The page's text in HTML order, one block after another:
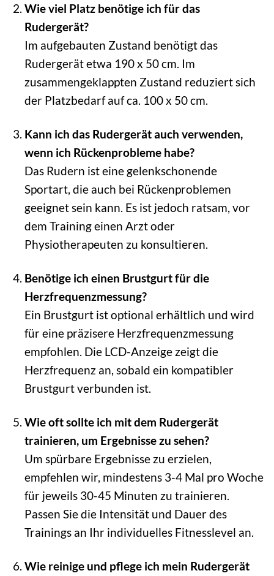
Wie viel Platz benötige ich für das
Rudergerät?
Im aufgebauten Zustand benötigt das
Rudergerät etwa 190 x 50 cm. Im
zusammengeklappten Zustand reduziert sich
der Platzbedarf auf ca. 100 x 50 cm.
Kann ich das Rudergerät auch verwenden,
wenn ich Rückenprobleme habe?
Das Rudern ist eine gelenkschonende
Sportart, die auch bei Rückenproblemen
geeignet sein kann. Es ist jedoch ratsam, vor
dem Training einen Arzt oder
Physiotherapeuten zu konsultieren.
Benötige ich einen Brustgurt für die
Herzfrequenzmessung?
Ein Brustgurt ist optional erhältlich und wird
für eine präzisere Herzfrequenzmessung
empfohlen. Die LCD-Anzeige zeigt die
Herzfrequenz an, sobald ein kompatibler
Brustgurt verbunden ist.
Wie oft sollte ich mit dem Rudergerät
trainieren, um Ergebnisse zu sehen?
Um spürbare Ergebnisse zu erzielen,
empfehlen wir, mindestens 3-4 Mal pro Woche
für jeweils 30-45 Minuten zu trainieren.
Passen Sie die Intensität und Dauer des
Trainings an Ihr individuelles Fitnesslevel an.
Wie reinige und pflege ich mein Rudergerät